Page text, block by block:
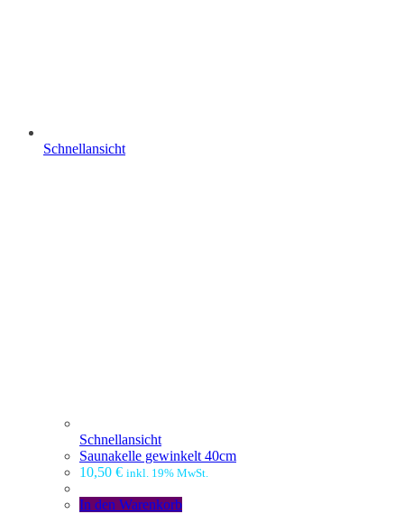
Schnellansicht
Schnellansicht
Saunakelle gewinkelt 40cm
10,50 € inkl. 19% MwSt.
In den Warenkorb